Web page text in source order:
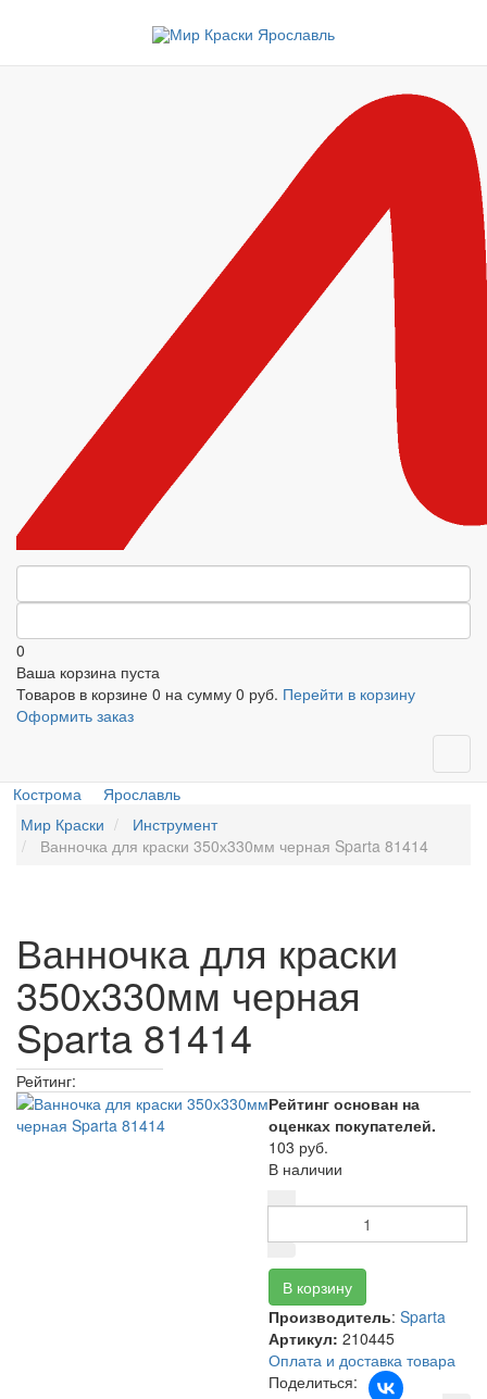
0
Ваша корзина пуста
Товаров в корзине 0 на сумму 0 руб. Перейти в корзину
Оформить заказ
Кострома
Ярославль
Мир Краски
Инструмент
Ванночка для краски 350х330мм черная Sparta 81414
Ванночка для краски
350х330мм черная
Sparta 81414
Рейтинг:
Рейтинг основан на
оценках покупателей.
103 руб.
В наличии
Производитель: Sparta
Артикул: 210445
Оплата и доставка товара
Поделиться: